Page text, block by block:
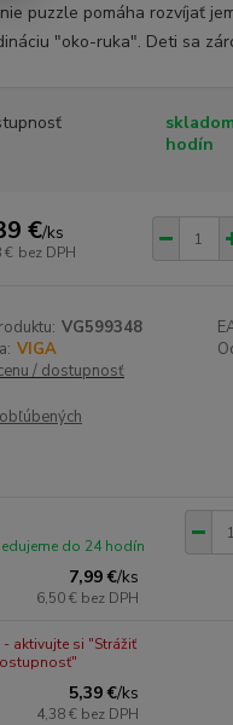
puzzle pomáha rozvíjať
"oko-ruka". Deti sa
hodín
€/ks
€ bez DPH
VG599348
VIGA
/ dostupnosť
7,99 €/ks
6,50 € bez DPH
do 24 hodín
5,39 €/ks
4,38 € bez DPH
aktivujte si "Strážiť